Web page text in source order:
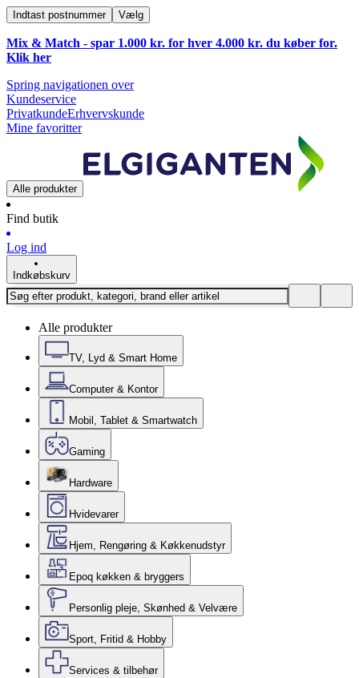
Indtast postnummer Vælg
Mix & Match - spar 1.000 kr. for hver 4.000 kr. du køber for.
Klik her
Spring navigationen over
Kundeservice
PrivatkundeErhvervskunde
Mine favoritter
Alle produkter
Find butik
Log ind
Indkøbskurv
Alle produkter
TV, Lyd & Smart Home
Computer & Kontor
Mobil, Tablet & Smartwatch
Gaming
Hardware
Hvidevarer
Hjem, Rengøring & Køkkenudstyr
Epoq køkken & bryggers
Personlig pleje, Skønhed & Velvære
Sport, Fritid & Hobby
Services & tilbehør